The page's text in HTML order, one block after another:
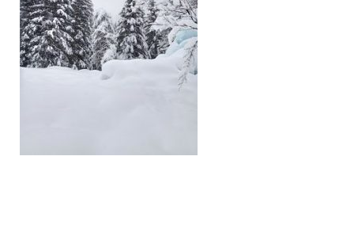
Cimbergo da vedere
Contatti